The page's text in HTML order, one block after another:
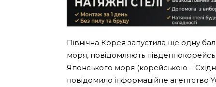
Північна Корея запустила ще одну
моря, повідомляють
Японського моря (корейською –
повідомило інформаційне агентство